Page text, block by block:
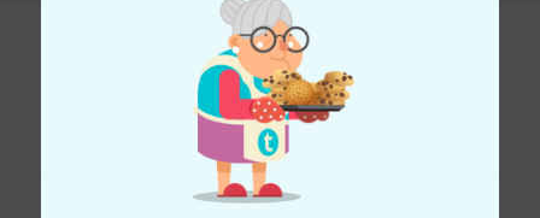
Gefällt Ihnen, was Sie sehen?
Teilen Hilfe & Feedback